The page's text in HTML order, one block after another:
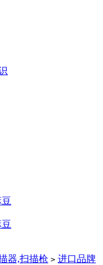
器,扫描枪 > 进口品牌